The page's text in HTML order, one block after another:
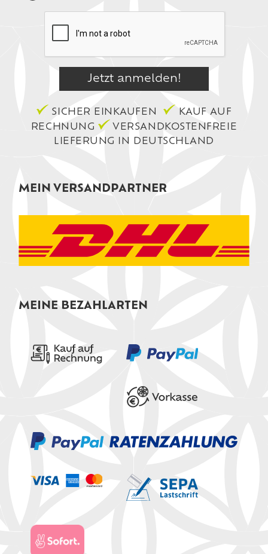
SICHER EINKAUFEN
KAUF AUF
RECHNUNG
VERSANDKOSTENFREIE
LIEFERUNG IN DEUTSCHLAND
MEIN VERSANDPARTNER
MEINE BEZAHLARTEN